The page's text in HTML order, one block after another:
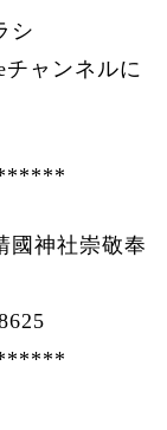
シ
ャンネルに
國神社崇敬奉